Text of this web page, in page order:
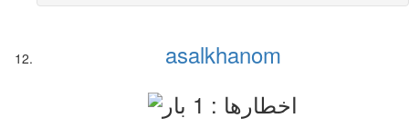
asalkhanom